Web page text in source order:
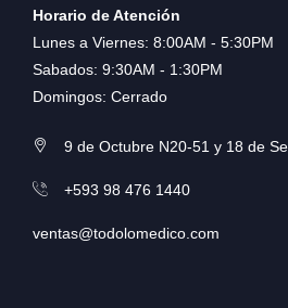
Horario de Atención
Lunes a Viernes: 8:00AM - 5:30PM
Sabados: 9:30AM - 1:30PM
Domingos: Cerrado
9 de Octubre N20-51 y 18 de
+593 98 476 1440
ventas@todolomedico.com